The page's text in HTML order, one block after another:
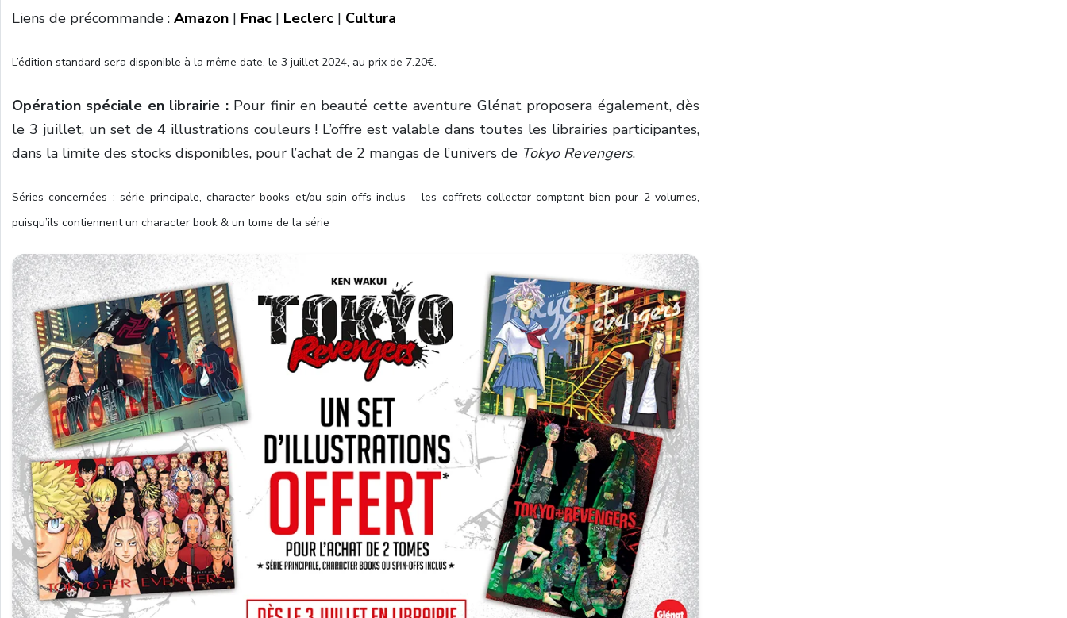
Liens de précommande : Amazon | Fnac | Leclerc | Cultura
L’édition standard sera disponible à la même date, le 3 juillet 2024, au prix de 7.20€.
Opération spéciale en librairie :Pour finir en beauté cette aventure Glénat proposera également, dès
le 3 juillet, un set de 4 illustrations couleurs ! L’offre est valable dans toutes les librairies participantes,
dans la limite des stocks disponibles, pour l’achat de 2 mangas de l’univers de Tokyo Revengers.
Séries concernées : série principale, character books et/ou spin-offs inclus – les coffrets collector comptant bien pour 2 volumes,
puisqu’ils contiennent un character book & un tome de la série